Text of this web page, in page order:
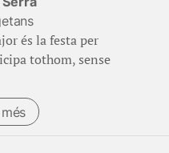
és la festa per
tothom, sense